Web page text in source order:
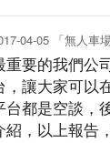
04-05 「無人車
重要的我們公
，讓大家可以
台都是空談，
紹，以上報告